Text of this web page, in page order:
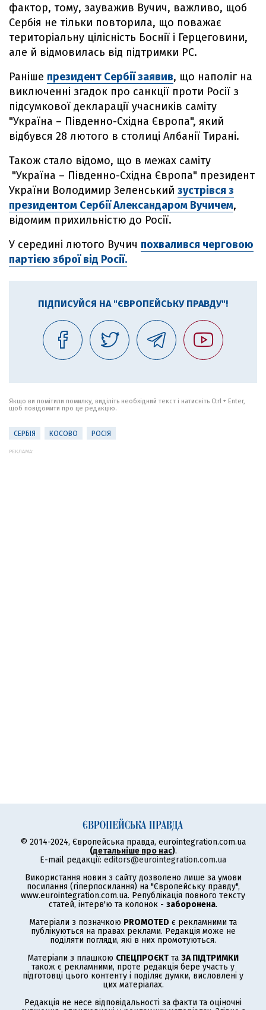
фактор, тому, зауважив Вучич, важливо, щоб
Сербія не тільки повторила, що поважає
територіальну цілісність Боснії і Герцеговини,
але й відмовилась від підтримки РС.
Раніше президент Сербії заявив, що наполіг на
виключенні згадок про санкції проти Росії з
підсумкової декларації учасників саміту
"Україна – Південно-Східна Європа", який
відбувся 28 лютого в столиці Албанії Тирані.
Також стало відомо, що в межах саміту
"Україна – Південно-Східна Європа" президент
України Володимир Зеленський зустрівся з
президентом Сербії Александаром Вучичем,
відомим прихильністю до Росії.
У середині лютого Вучич похвалився черговою
партією зброї від Росії.
ПІДПИСУЙСЯ НА "ЄВРОПЕЙСЬКУ ПРАВДУ"!
Якщо ви помітили помилку, виділіть необхідний текст і натисніть Ctrl + Enter,
щоб повідомити про це редакцію.
СЕРБІЯ КОСОВО РОСІЯ
РЕКЛАМА:
© 2014-2024, Європейська правда, eurointegration.com.ua
(детальніше про нас).
E-mail редакції: editors@eurointegration.com.ua
Використання новин з сайту дозволено лише за умови
посилання (гіперпосилання) на "Європейську правду",
www.eurointegration.com.ua. Републікація повного тексту
статей, інтерв'ю та колонок - заборонена.
Матеріали з позначкою PROMOTED є рекламними та
публікуються на правах реклами. Редакція може не
поділяти погляди, які в них промотуються.
Матеріали з плашкою СПЕЦПРОЄКТ та ЗА ПІДТРИМКИ
також є рекламними, проте редакція бере участь у
підготовці цього контенту і поділяє думки, висловлені у
цих матеріалах.
Редакція не несе відповідальності за факти та оціночні